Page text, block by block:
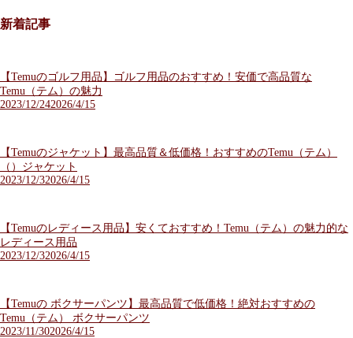
新着記事
【Temuのゴルフ用品】ゴルフ用品のおすすめ！安価で高品質な
Temu（テム）の魅力
2023/12/242026/4/15
【Temuのジャケット】最高品質＆低価格！おすすめのTemu（テム）
（）ジャケット
2023/12/32026/4/15
【Temuのレディース用品】安くておすすめ！Temu（テム）の魅力的な
レディース用品
2023/12/32026/4/15
【Temuの ボクサーパンツ】最高品質で低価格！絶対おすすめの
Temu（テム） ボクサーパンツ
2023/11/302026/4/15